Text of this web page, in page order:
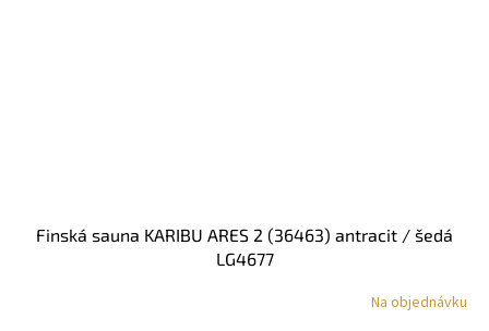
finská sauna KARIBU ARES 2 (36463) antracit / šedá
LG4677
Na objednávku